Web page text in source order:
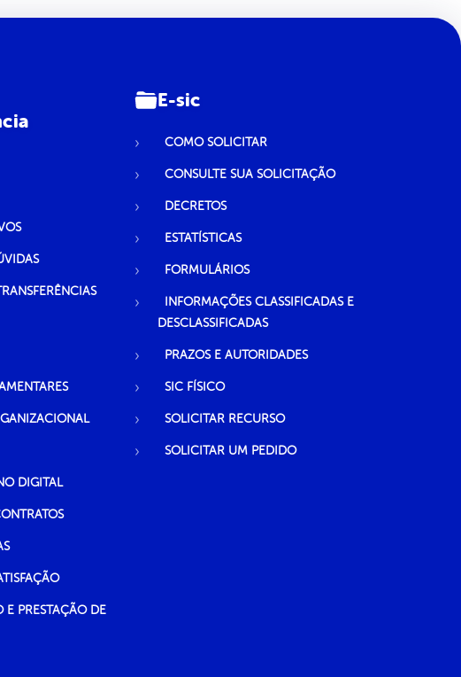
DIGITAL
E PRESTAÇÃO DE
E-sic
COMO SOLICITAR
CONSULTE SUA SOLICITAÇÃO
DECRETOS
ESTATÍSTICAS
FORMULÁRIOS
INFORMAÇÕES CLASSIFICADAS E
DESCLASSIFICADAS
PRAZOS E AUTORIDADES
SIC FÍSICO
SOLICITAR RECURSO
SOLICITAR UM PEDIDO